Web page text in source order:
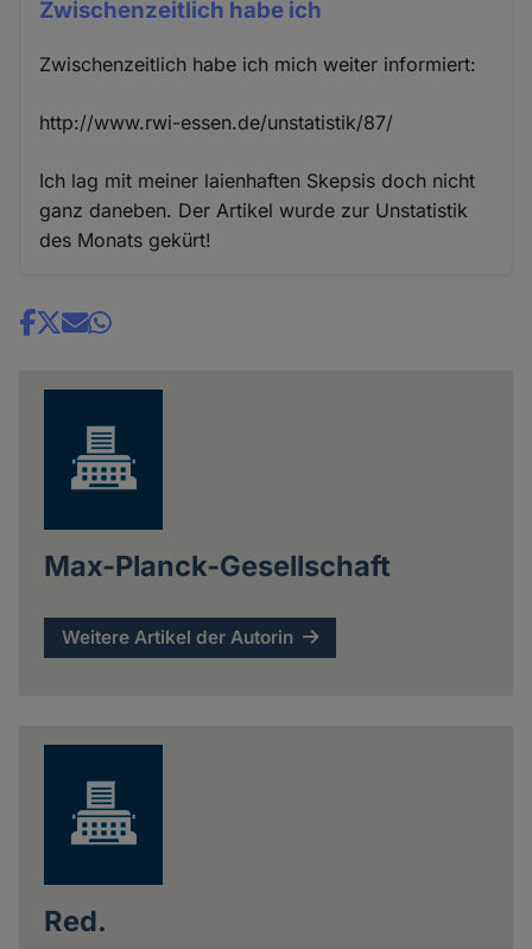
Zwischenzeitlich habe ich
Zwischenzeitlich habe ich mich weiter informiert:
http://www.rwi-essen.de/unstatistik/87/
Ich lag mit meiner laienhaften Skepsis doch nicht
ganz daneben. Der Artikel wurde zur Unstatistik
des Monats gekürt!
Share
Max-Planck-Gesellschaft
Weitere Artikel der Autorin
Red.